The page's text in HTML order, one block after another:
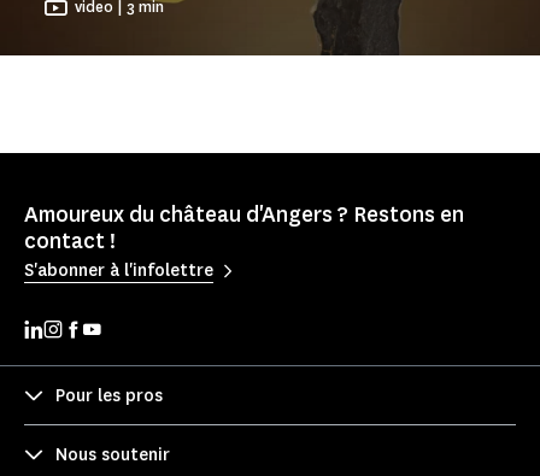
video | 3 min
Amoureux du château d'Angers ? Restons en
contact !
S'abonner à l'infolettre
Pour les pros
Nous soutenir